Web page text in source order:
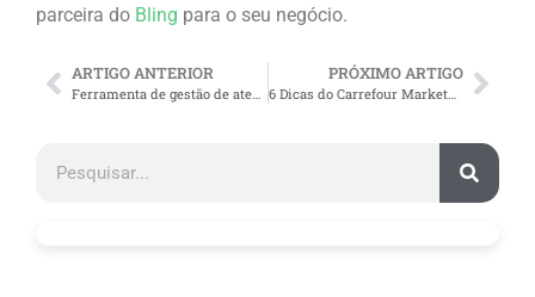
parceira do Bling para o seu negócio.
ARTIGO ANTERIOR
Ferramenta de gestão de atendimento Desk360 | Parceiro Bling
PRÓXIMO ARTIGO
6 Dicas do Carrefour Marketplace para a Black Friday 2021!